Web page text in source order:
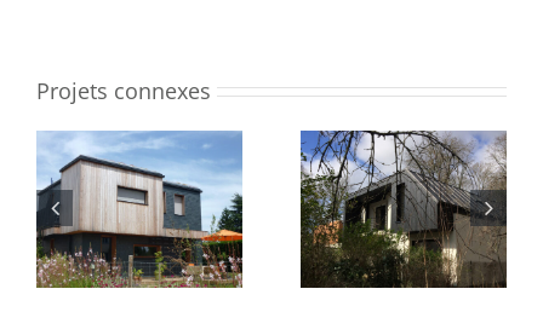
Projets connexes